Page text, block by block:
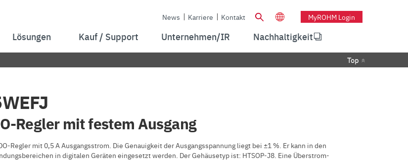
News Karriere Kontakt MyROHM Login
Lösungen Kauf / Support Unternehmen/IR Nachhaltigkeit
Top
Regler mit festem Ausgang
Regler mit 0,5 A Ausgangsstrom. Die Genauigkeit der Ausgangsspannung liegt bei ±1 %. Er kann in den
in digitalen Geräten eingesetzt werden. Der Gehäusetyp ist: HTSOP-J8. Eine Überstrom-